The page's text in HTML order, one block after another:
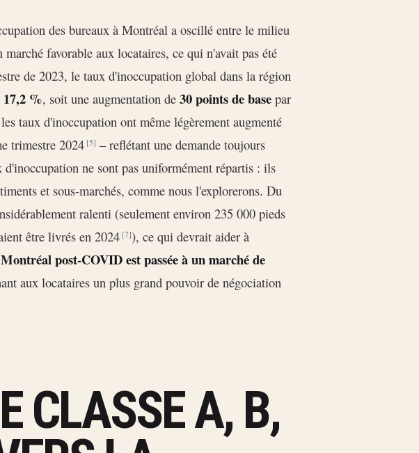
des bureaux à Montréal a oscillé entre le milieu
favorable aux locataires, ce qui n'avait pas été
de 2023, le taux d'inoccupation global dans la région
17,2 %, soit une augmentation de 30 points de base par
taux d'inoccupation ont même légèrement augmenté
trimestre 2024[5] – reflétant une demande toujours
ne sont pas uniformément répartis : ils
et sous-marchés, comme nous l'explorerons. Du
ralenti (seulement environ 235 000 pieds
être livrés en 2024[7]), ce qui devrait aider à
Montréal post-COVID est passée à un marché de
aux locataires un plus grand pouvoir de négociation
CLASSE A, B,